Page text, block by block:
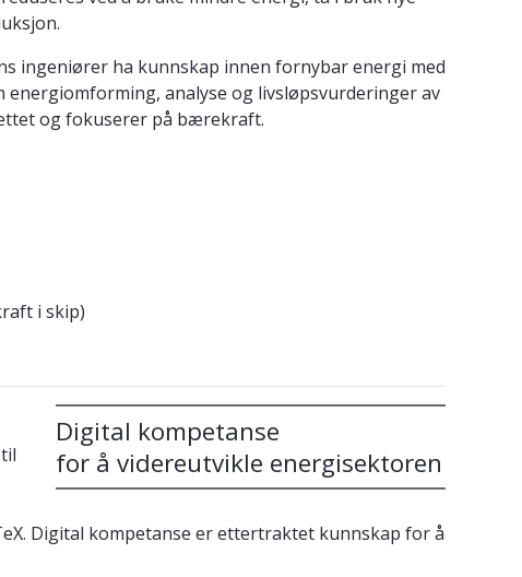
ingeniører ha kunnskap innen fornybar energi med
analyse og livsløpsvurderinger av
og fokuserer på bærekraft.
i skip)
Digital kompetanse
for å videreutvikle energisektoren
Digital kompetanse er ettertraktet kunnskap for å